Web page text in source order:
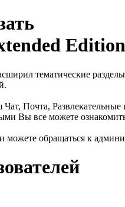
Edition
тематические
Почта, Развлекательные
Вы все можете
обращаться к